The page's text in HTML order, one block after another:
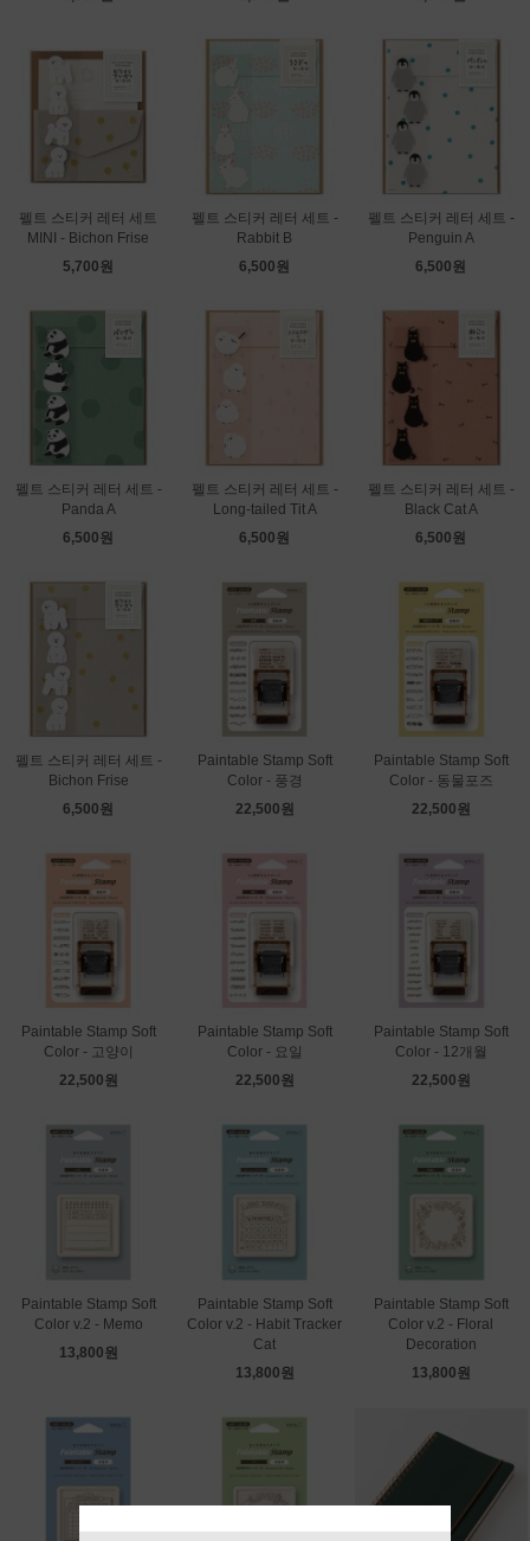
펠트 스티커 레터 세트
MINI - Bichon Frise
5,700원
펠트 스티커 레터 세트 -
Rabbit B
6,500원
펠트 스티커 레터 세트 -
Penguin A
6,500원
펠트 스티커 레터 세트 -
Panda A
6,500원
펠트 스티커 레터 세트 -
Long-tailed Tit A
6,500원
펠트 스티커 레터 세트 -
Black Cat A
6,500원
펠트 스티커 레터 세트 -
Bichon Frise
6,500원
Paintable Stamp Soft
Color - 풍경
22,500원
Paintable Stamp Soft
Color - 동물포즈
22,500원
Paintable Stamp Soft
Color - 고양이
22,500원
Paintable Stamp Soft
Color - 요일
22,500원
Paintable Stamp Soft
Color - 12개월
22,500원
Paintable Stamp Soft
Color v.2 - Memo
13,800원
Paintable Stamp Soft
Color v.2 - Habit Tracker
Cat
13,800원
Paintable Stamp Soft
Color v.2 - Floral
Decoration
13,800원